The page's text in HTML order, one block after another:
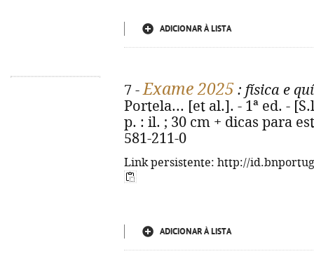
ADICIONAR À LISTA
7 -Exame 2025 : física e
Portela... [et al.]. - 1ª ed. -
p. : il. ; 30 cm + dicas para
581-211-0
Link persistente: http://
ADICIONAR À LISTA